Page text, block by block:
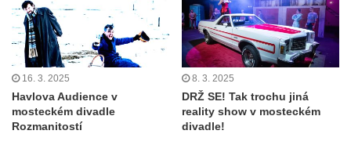
16. 3. 2025
Havlova Audience v
mosteckém divadle
Rozmanitostí
8. 3. 2025
DRŽ SE! Tak trochu jiná
reality show v mosteckém
divadle!